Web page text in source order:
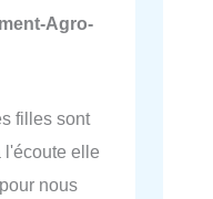
Agro-
filles sont
l'écoute elle
nous